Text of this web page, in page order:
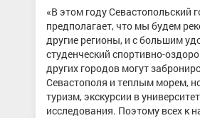
«В этом году Севастопольский
предполагает, что мы будем
другие регионы, и с большим
студенческий спортивно-
других городов могут
Севастополя и теплым морем,
туризм, экскурсии в
исследования. Поэтому всех к